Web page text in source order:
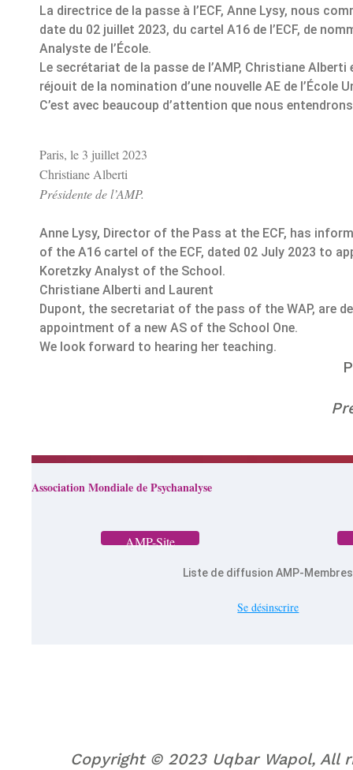
La directrice de la passe à l’ECF, Anne Lysy, nous
date du 02 juillet 2023, du cartel A16 de l’ECF, de
Analyste de l’École.
Le secrétariat de la passe de l’AMP, Christiane
réjouit de la nomination d’une nouvelle AE de l’École
C’est avec beaucoup d’attention que nous
Paris, le 3 juillet 2023
Christiane Alberti
Présidente de l’AMP.
Anne Lysy, Director of the Pass at the ECF, has
of the A16 cartel of the ECF, dated 02 July 2023 to
Koretzky Analyst of the School.
Christiane Alberti and Laurent
Dupont, the secretariat of the pass of the WAP, are
appointment of a new AS of the School One.
We look forward to hearing her teaching.
Association Mondiale de Psychanalyse
AMP-Site
Liste de diffusion AMP-Membres
Se désinscrire
Copyright © 2023 Uqbar Wapol, All